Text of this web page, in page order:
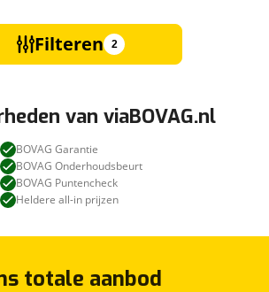
Filteren 2
van viaBOVAG.nl
BOVAG Garantie
BOVAG Onderhoudsbeurt
BOVAG Puntencheck
Heldere all-in prijzen
totale aanbod